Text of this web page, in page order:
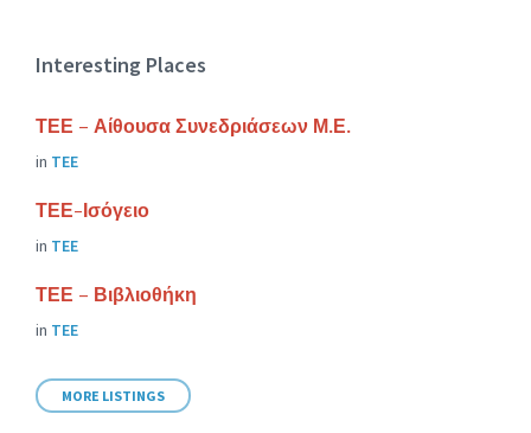
Interesting Places
ΤΕΕ – Αίθουσα Συνεδριάσεων Μ.Ε.
in ΤΕΕ
ΤΕΕ-Ισόγειο
in ΤΕΕ
ΤΕΕ – Βιβλιοθήκη
in ΤΕΕ
MORE LISTINGS